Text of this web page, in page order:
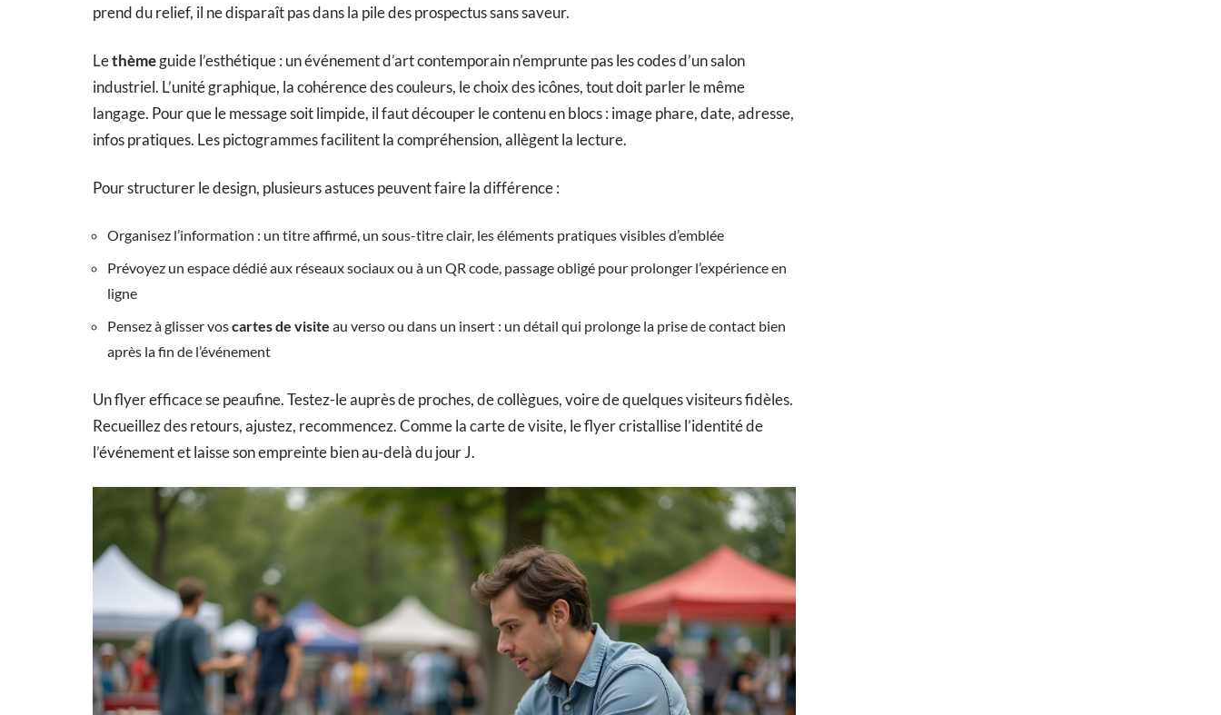
prend du relief, il ne disparaît pas dans la pile des prospectus sans saveur.
Lethèmeguide l’esthétique : un événement d’art contemporain n’emprunte pas les codes d’un salon
industriel. L’unité graphique, la cohérence des couleurs, le choix des icônes, tout doit parler le même
langage. Pour que le message soit limpide, il faut découper le contenu en blocs : image phare, date, adresse,
infos pratiques. Les pictogrammes facilitent la compréhension, allègent la lecture.
Pour structurer le design, plusieurs astuces peuvent faire la différence :
Organisez l’information : un titre affirmé, un sous-titre clair, les éléments pratiques visibles d’emblée
Prévoyez un espace dédié aux réseaux sociaux ou à un QR code, passage obligé pour prolonger l’expérience en
ligne
Pensez à glisser voscartes de visite au verso ou dans un insert : un détail qui prolonge la prise de contact bien
après la fin de l’événement
Un flyer efficace se peaufine. Testez-le auprès de proches, de collègues, voire de quelques visiteurs fidèles.
Recueillez des retours, ajustez, recommencez. Comme la carte de visite, le flyer cristallise l’identité de
l’événement et laisse son empreinte bien au-delà du jour J.